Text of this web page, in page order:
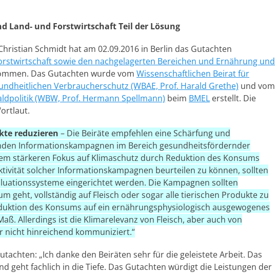
Land- und Forstwirtschaft Teil der Lösung
Schmidt hat am 02.09.2016 in Berlin das Gutachten
sowie den nachgelagerten Bereichen und Ernährung und
Das Gutachten wurde vom Wissenschaftlichen Beirat für
Verbraucherschutz (WBAE, Prof. Harald Grethe) und vom
(WBW, Prof. Hermann Spellmann) beim BMEL erstellt. Die
reduzieren – Die Beiräte empfehlen eine Schärfung und
Informationskampagnen im Bereich gesundheitsfördernder
stärkeren Fokus auf Klimaschutz durch Reduktion des Konsums
solcher Informationskampagnen beurteilen zu können, sollten
eingerichtet werden. Die Kampagnen sollten
geht, vollständig auf Fleisch oder sogar alle tierischen Produkte zu
des Konsums auf ein ernährungsphysiologisch ausgewogenes
Allerdings ist die Klimarelevanz von Fleisch, aber auch von
nicht hinreichend kommuniziert.“
„Ich danke den Beiräten sehr für die geleistete Arbeit. Das
geht fachlich in die Tiefe. Das Gutachten würdigt die Leistungen der